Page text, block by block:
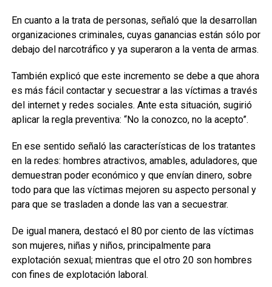
En cuanto a la trata de personas, señaló que la desarrollan
organizaciones criminales, cuyas ganancias están sólo por
debajo del narcotráfico y ya superaron a la venta de armas.
También explicó que este incremento se debe a que ahora
es más fácil contactar y secuestrar a las víctimas a través
del internet y redes sociales. Ante esta situación, sugirió
aplicar la regla preventiva: “No la conozco, no la acepto”.
En ese sentido señaló las características de los tratantes
en la redes: hombres atractivos, amables, aduladores, que
demuestran poder económico y que envían dinero, sobre
todo para que las víctimas mejoren su aspecto personal y
para que se trasladen a donde las van a secuestrar.
De igual manera, destacó el 80 por ciento de las víctimas
son mujeres, niñas y niños, principalmente para
explotación sexual; mientras que el otro 20 son hombres
con fines de explotación laboral.